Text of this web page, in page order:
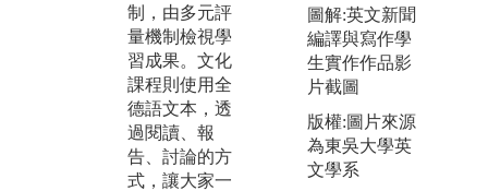
制，由多元評
量機制檢視學
習成果。文化
課程則使用全
德語文本，透
過閱讀、報
告、討論的方
式，讓大家一
此磨練日後職
場需要的團隊
合作能力。
版權:德國文化
學系
圖解:英文新聞
編譯與寫作學
生實作作品影
片截圖
版權:圖片來源
為東吳大學英
文學系